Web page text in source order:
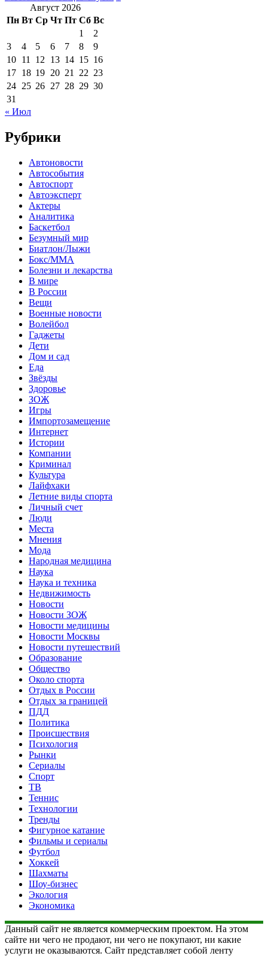
Август 2026
Пн Вт Ср Чт Пт Сб Вс
1
2
3
4 5 6 7 8
9
10 11 12 13 14 15 16
17 18 19 20 21 22 23
24 25 26 27 28 29 30
31
« Июл
Рубрики
Автоновости
Автособытия
Автоспорт
Автоэксперт
Актеры
Аналитика
Баскетбол
Безумный мир
Биатлон/Лыжи
Бокс/MMA
Болезни и лекарства
В мире
В России
Вещи
Военные новости
Волейбол
Гаджеты
Дети
Дом и сад
Еда
Звёзды
Здоровье
ЗОЖ
Игры
Импортозамещение
Интернет
Истории
Компании
Криминал
Культура
Лайфхаки
Летние виды спорта
Личный счет
Люди
Места
Мнения
Мода
Народная медицина
Наука
Наука и техника
Недвижимость
Новости
Новости ЗОЖ
Новости медицины
Новости Москвы
Новости путешествий
Образование
Общество
Около спорта
Отдых в России
Отдых за границей
ПДД
Политика
Происшествия
Психология
Рынки
Сериалы
Спорт
ТВ
Теннис
Технологии
Тренды
Фигурное катание
Фильмы и сериалы
Футбол
Хоккей
Шахматы
Шоу-бизнес
Экология
Экономика
Данный сайт не является коммерческим проектом. На этом
сайте ни чего не продают, ни чего не покупают, ни какие
услуги не оказываются. Сайт представляет собой ленту